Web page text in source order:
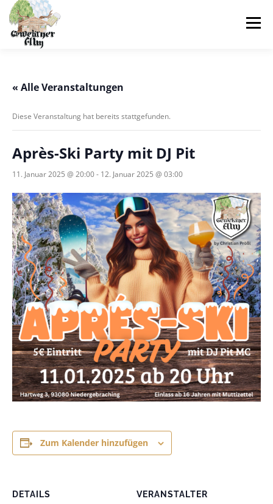
Zum
Inhalt
springen
Menü
VERANSTALTUNGEN ÜBER UNS
WARENKORB
« Alle Veranstaltungen
Diese Veranstaltung hat bereits stattgefunden.
Après-Ski Party mit DJ Pit
11. Januar 2025 @ 20:00- 12. Januar 2025 @ 03:00
Zum Kalender hinzufügen
DETAILS VERANSTALTER